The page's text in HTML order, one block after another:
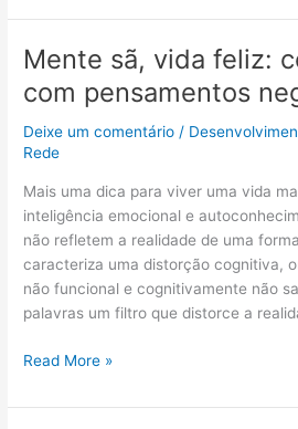
Mente sã, vida feliz:
com pensamentos
Deixe um comentário /
Rede
Mais uma dica para viver uma vida
inteligência emocional e
não refletem a realidade de uma
caracteriza uma distorção cognitiva,
não funcional e cognitivamente não
palavras um filtro que distorce a
Mente
vida
feliz:
como
com
pensamentos
negativos
Read More »